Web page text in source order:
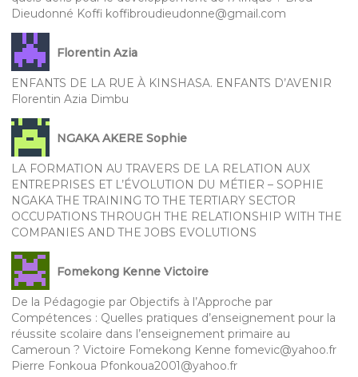
Dieudonné Koffi koffibroudieudonne@gmail.com
Florentin Azia
ENFANTS DE LA RUE À KINSHASA. ENFANTS D’AVENIR
Florentin Azia Dimbu
NGAKA AKERE Sophie
LA FORMATION AU TRAVERS DE LA RELATION AUX
ENTREPRISES ET L’ÉVOLUTION DU MÉTIER – SOPHIE
NGAKA THE TRAINING TO THE TERTIARY SECTOR
OCCUPATIONS THROUGH THE RELATIONSHIP WITH THE
COMPANIES AND THE JOBS EVOLUTIONS
Fomekong Kenne Victoire
De la Pédagogie par Objectifs à l’Approche par
Compétences : Quelles pratiques d’enseignement pour la
réussite scolaire dans l’enseignement primaire au
Cameroun ? Victoire Fomekong Kenne fomevic@yahoo.fr
Pierre Fonkoua Pfonkoua2001@yahoo.fr